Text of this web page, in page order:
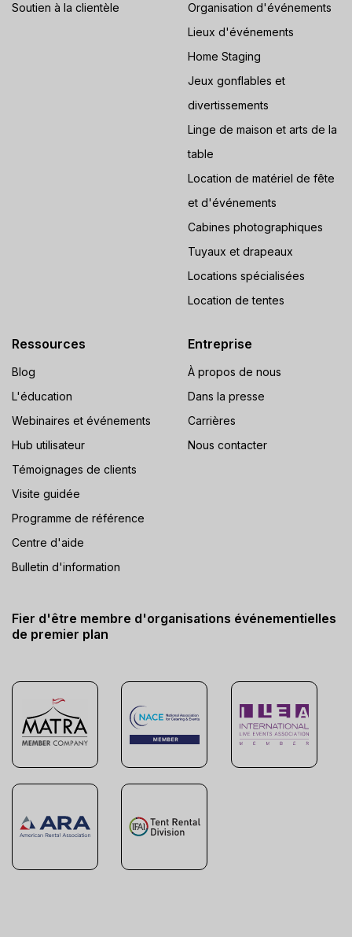
Soutien à la clientèle
Organisation d'événements
Lieux d'événements
Home Staging
Jeux gonflables et
divertissements
Linge de maison et arts de la
table
Location de matériel de fête
et d'événements
Cabines photographiques
Tuyaux et drapeaux
Locations spécialisées
Location de tentes
Ressources
Blog
L'éducation
Webinaires et événements
Hub utilisateur
Témoignages de clients
Visite guidée
Programme de référence
Centre d'aide
Bulletin d'information
Entreprise
À propos de nous
Dans la presse
Carrières
Nous contacter
Fier d'être membre d'organisations événementielles
de premier plan